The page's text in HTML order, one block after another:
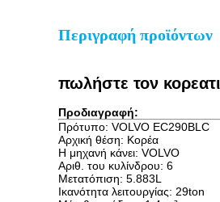
Περιγραφή προϊόντων
πωλήστε τον
Προδιαγραφή:
Πρότυπο: VOLVO EC290BLC
Αρχική θέση: Κορέα
Η μηχανή κάνει: VOLVO
Αριθ. του κυλίνδρου: 6
Μετατόπιση: 5.883L
Ικανότητα λειτουργίας: 29ton